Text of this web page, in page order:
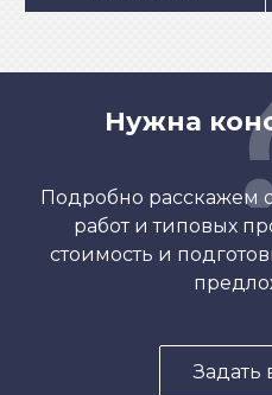
Нужна
Подробно расскажем
работ и типовых
стоимость и
Задать